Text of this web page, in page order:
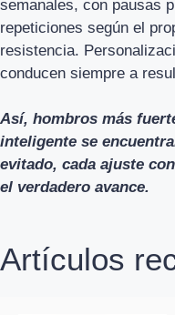
semanales, con pausas
repeticiones según el
resistencia.
conducen siempre a
Así, hombros más
inteligente se
evitado, cada ajuste
el verdadero avance.
Artículos